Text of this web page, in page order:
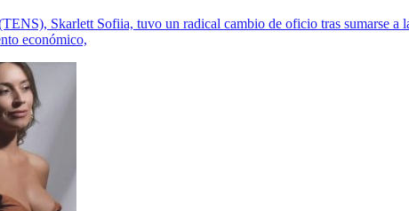
Skarlett Sofiia, tuvo un radical cambio de oficio tras sumarse
económico,